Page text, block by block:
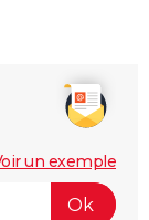
un exemple